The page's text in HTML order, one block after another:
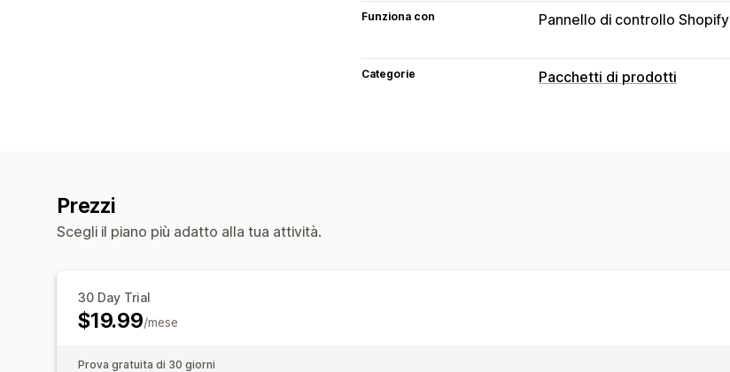
Funziona con Pannello di controllo Shopify
Categorie Pacchetti di prodotti
Prezzi
Scegli il piano più adatto alla tua attività.
30 Day Trial
$19.99/mese
Prova gratuita di 30 giorni